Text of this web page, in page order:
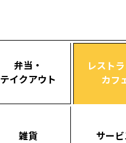
弁当・
テイクアウト
レストラ
カフ
雑貨 サー